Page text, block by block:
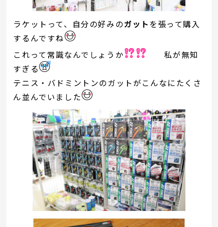
ラケットって、自分の好みのガットを張って購入
するんですね
これって常識なんでしょうか
私が無知
すぎる
テニス・バドミントンのガットがこんなにたくさ
ん並んでいました